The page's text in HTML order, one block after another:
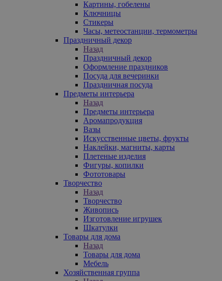
Картины, гобелены
Ключницы
Стикеры
Часы, метеостанции, термометры
Праздничный декор
Назад
Праздничный декор
Оформление праздников
Посуда для вечеринки
Праздничная посуда
Предметы интерьера
Назад
Предметы интерьера
Аромапродукция
Вазы
Искусственные цветы, фрукты
Наклейки, магниты, карты
Плетеные изделия
Фигуры, копилки
Фототовары
Творчество
Назад
Творчество
Живопись
Изготовление игрушек
Шкатулки
Товары для дома
Назад
Товары для дома
Мебель
Хозяйственная группа